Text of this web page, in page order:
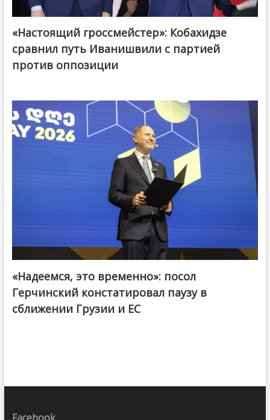
@ქართული ოცნება / Georgian Dream
«Настоящий гроссмейстер»: Кобахидзе
сравнил путь Иванишвили с партией
против оппозиции
«Надеемся, это временно»: посол
Герчинский констатировал паузу в
сближении Грузии и ЕС